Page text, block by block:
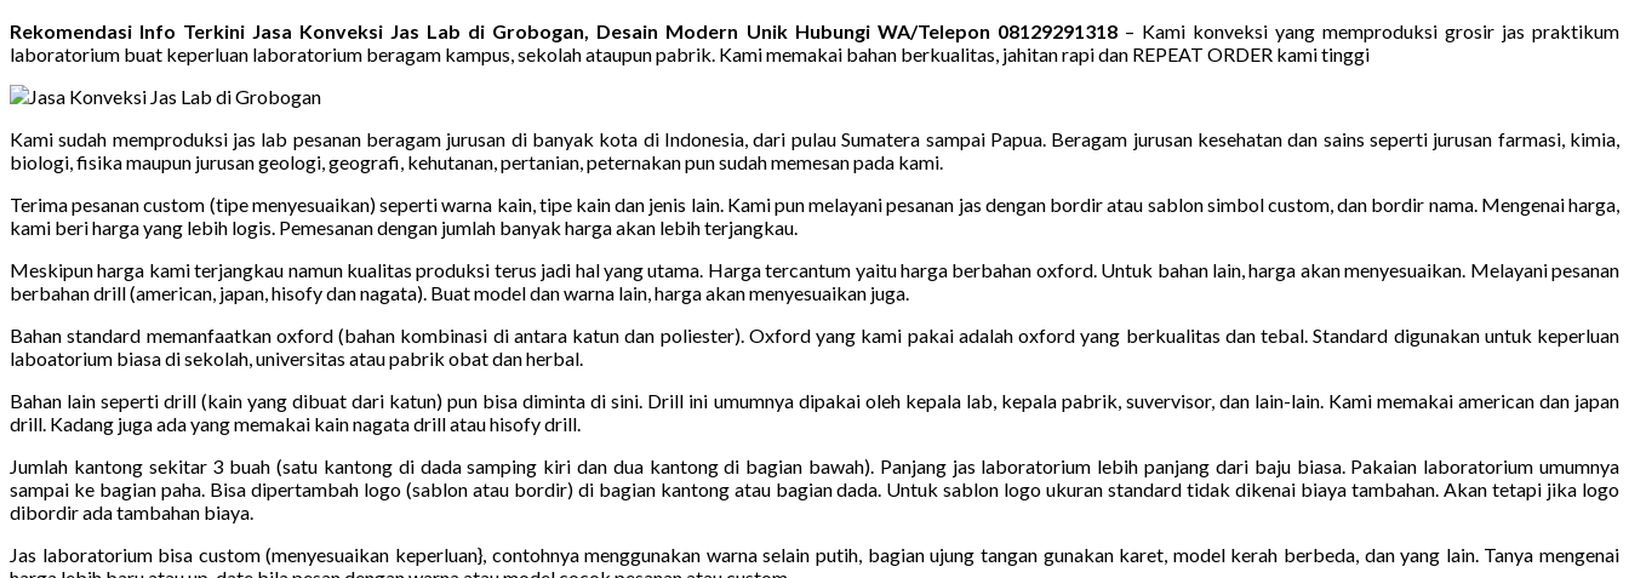
Rekomendasi Info Terkini Jasa Konveksi Jas Lab di Grobogan, Desain Modern Unik Hubungi WA/Telepon 08129291318– Kami konveksi yang memproduksi grosir jas praktikum
laboratorium buat keperluan laboratorium beragam kampus, sekolah ataupun pabrik. Kami memakai bahan berkualitas, jahitan rapi dan REPEAT ORDER kami tinggi
Kami sudah memproduksi jas lab pesanan beragam jurusan di banyak kota di Indonesia, dari pulau Sumatera sampai Papua. Beragam jurusan kesehatan dan sains seperti jurusan farmasi, kimia,
biologi, fisika maupun jurusan geologi, geografi, kehutanan, pertanian, peternakan pun sudah memesan pada kami.
Terima pesanan custom (tipe menyesuaikan) seperti warna kain, tipe kain dan jenis lain. Kami pun melayani pesanan jas dengan bordir atau sablon simbol custom, dan bordir nama. Mengenai harga,
kami beri harga yang lebih logis. Pemesanan dengan jumlah banyak harga akan lebih terjangkau.
Meskipun harga kami terjangkau namun kualitas produksi terus jadi hal yang utama. Harga tercantum yaitu harga berbahan oxford. Untuk bahan lain, harga akan menyesuaikan. Melayani pesanan
berbahan drill (american, japan, hisofy dan nagata). Buat model dan warna lain, harga akan menyesuaikan juga.
Bahan standard memanfaatkan oxford (bahan kombinasi di antara katun dan poliester). Oxford yang kami pakai adalah oxford yang berkualitas dan tebal. Standard digunakan untuk keperluan
laboatorium biasa di sekolah, universitas atau pabrik obat dan herbal.
Bahan lain seperti drill (kain yang dibuat dari katun) pun bisa diminta di sini. Drill ini umumnya dipakai oleh kepala lab, kepala pabrik, suvervisor, dan lain-lain. Kami memakai american dan japan
drill. Kadang juga ada yang memakai kain nagata drill atau hisofy drill.
Jumlah kantong sekitar 3 buah (satu kantong di dada samping kiri dan dua kantong di bagian bawah). Panjang jas laboratorium lebih panjang dari baju biasa. Pakaian laboratorium umumnya
sampai ke bagian paha. Bisa dipertambah logo (sablon atau bordir) di bagian kantong atau bagian dada. Untuk sablon logo ukuran standard tidak dikenai biaya tambahan. Akan tetapi jika logo
dibordir ada tambahan biaya.
Jas laboratorium bisa custom (menyesuaikan keperluan}, contohnya menggunakan warna selain putih, bagian ujung tangan gunakan karet, model kerah berbeda, dan yang lain. Tanya mengenai